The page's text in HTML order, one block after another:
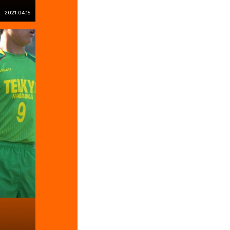
2021.04.15